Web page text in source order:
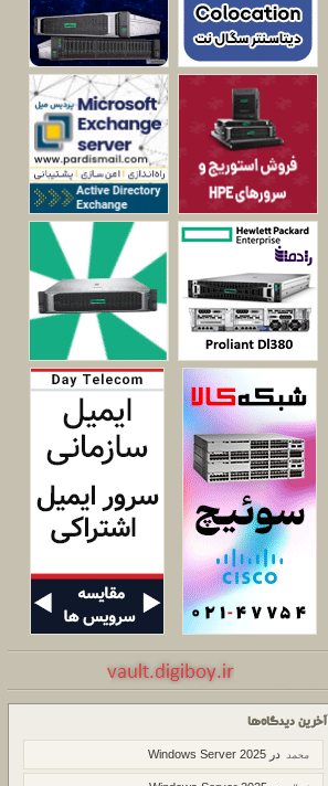
آخرین دیدگاه‌ها
محمد در Windows Server 2025